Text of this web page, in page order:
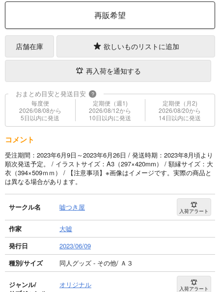
再販希望
店舗在庫 欲しいものリストに追加
再入荷を通知する
おまとめ目安と発送目安 ?
毎度便
2026/08/08から
5日以内に発送
定期便（週1)
2026/08/12から
10日以内に発送
定期便（月2)
2026/08/20から
14日以内に発送
コメント
受注期間：2023年6月9日～2023年6月26日 / 発送時期：2023年8月頃より
順次発送予定。 / イラストサイズ：A3（297×420mm） / 額縁サイズ：大
衣（394×509ｍｍ） / 【注意事項】※画像はイメージです。実際の商品と
は異なる場合があります。
サークル名 嘘つき屋 入荷アラート
作家
大嘘
発行日
2023/06/09
種別/サイズ
同人グッズ - その他/ Ａ３
ジャンル/
オリジナル 入荷アラート